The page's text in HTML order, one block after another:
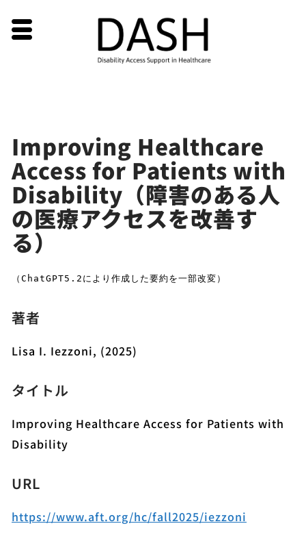
content
Improving Healthcare
Access for Patients with
Disability（障害のある人
の医療アクセスを改善す
る）
（ChatGPT5.2により作成した要約を一部改変）
著者
Lisa I. Iezzoni, (2025)
タイトル
Improving Healthcare Access for Patients with
Disability
URL
https://www.aft.org/hc/fall2025/iezzoni